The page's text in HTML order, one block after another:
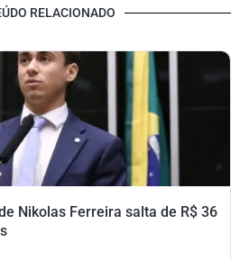
RELACIONADO
Nikolas Ferreira salta de R$ 36